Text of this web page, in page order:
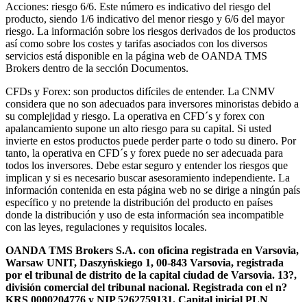
Acciones: riesgo 6/6. Este número es indicativo del riesgo del
producto, siendo 1/6 indicativo del menor riesgo y 6/6 del mayor
riesgo. La información sobre los riesgos derivados de los productos
así como sobre los costes y tarifas asociados con los diversos
servicios está disponible en la página web de OANDA TMS
Brokers dentro de la sección Documentos.
CFDs y Forex: son productos difíciles de entender. La CNMV
considera que no son adecuados para inversores minoristas debido a
su complejidad y riesgo. La operativa en CFD´s y forex con
apalancamiento supone un alto riesgo para su capital. Si usted
invierte en estos productos puede perder parte o todo su dinero. Por
tanto, la operativa en CFD´s y forex puede no ser adecuada para
todos los inversores. Debe estar seguro y entender los riesgos que
implican y si es necesario buscar asesoramiento independiente. La
información contenida en esta página web no se dirige a ningún país
específico y no pretende la distribución del producto en países
donde la distribución y uso de esta información sea incompatible
con las leyes, regulaciones y requisitos locales.
OANDA TMS Brokers S.A. con oficina registrada en Varsovia,
Warsaw UNIT, Daszyńskiego 1, 00-843 Varsovia, registrada
por el tribunal de distrito de la capital ciudad de Varsovia. 13?,
división comercial del tribunal nacional. Registrada con el n?